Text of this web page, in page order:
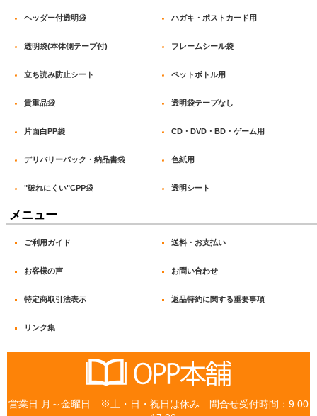
ヘッダー付透明袋 ハガキ・ポストカード用
透明袋(本体側テープ付) フレームシール袋
立ち読み防止シート ペットボトル用
貴重品袋 透明袋テープなし
片面白PP袋 CD・DVD・BD・ゲーム用
デリバリーパック・納品書袋 色紙用
"破れにくい"CPP袋 透明シート
メニュー
ご利用ガイド 送料・お支払い
お客様の声 お問い合わせ
特定商取引法表示 返品特約に関する重要事項
リンク集
営業日:月～金曜日 ※土・日・祝日は休み 問合せ受付時間：9:00